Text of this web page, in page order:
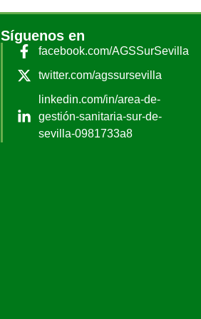
Síguenos en
facebook.com/AGSSurSevilla
twitter.com/agssursevilla
linkedin.com/in/area-de-
gestión-sanitaria-sur-de-
sevilla-0981733a8